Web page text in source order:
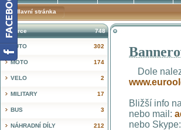
Dole
Bližší info
nebo mail:
nebo
748
Inzerce
302
AUTO
174
MOTO
2
VELO
17
MILITARY
3
BUS
212
NÁHRADNÍ DÍLY
Hlavní stránka